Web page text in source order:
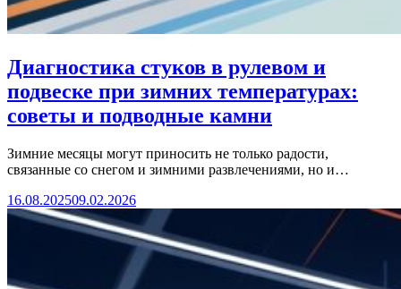
Диагностика стуков в рулевом и
подвеске при зимних температурах:
советы и подводные камни
Зимние месяцы могут приносить не только радости,
связанные со снегом и зимними развлечениями, но и…
16.08.202509.02.2026